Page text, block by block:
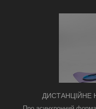
ДИСТАНЦІЙНЕ
ТРИВОГАМИ ТА